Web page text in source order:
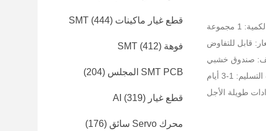
1 مجموعة
قابل للتفاوض
صندوق خشبي
1-3 أيام
طويلة الأجل
قطع غيار ماكينات SMT (444)
فوهة SMT (412)
SMT PCB المجلس (204)
قطع غيار AI (319)
محرك Servo سائق (176)